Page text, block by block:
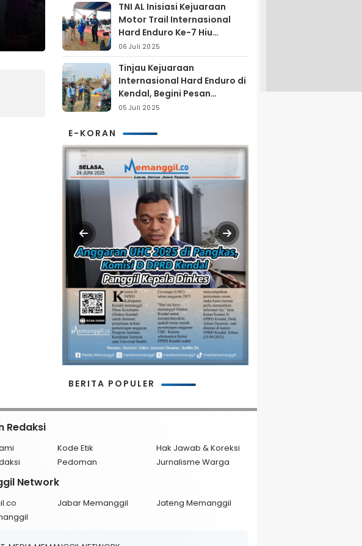
TNI AL Inisiasi Kejuaraan
Motor Trail Internasional
Hard Enduro Ke-7 Hiu
Selatan
06 Juli 2025
Tinjau Kejuaraan
Internasional Hard Enduro di
Kendal, Begini Pesan
Laksamana Pertama TNI AL
05 Juli 2025
E-KORAN
BERITA POPULER
Redaksi
Kode Etik
Hak Jawab & Koreksi
Pedoman Jurnalisme Warga
Network
Jabar Memanggil
Jateng Memanggil